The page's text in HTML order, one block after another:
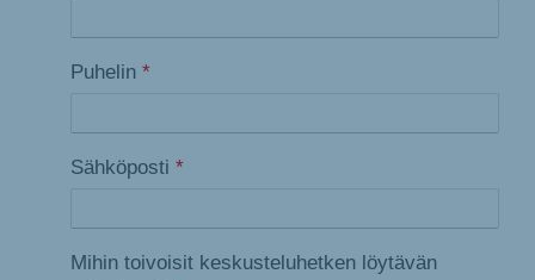
Puhelin *
Sähköposti *
Mihin toivoisit keskusteluhetken löytävän